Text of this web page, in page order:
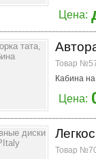
Цена:
Товар
Кабина
Цена:
Товар